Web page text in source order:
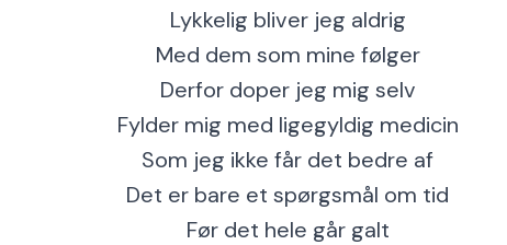
Lykkelig bliver jeg aldrig
Med dem som mine følger
Derfor doper jeg mig selv
Fylder mig med ligegyldig medicin
Som jeg ikke får det bedre af
Det er bare et spørgsmål om tid
Før det hele går galt